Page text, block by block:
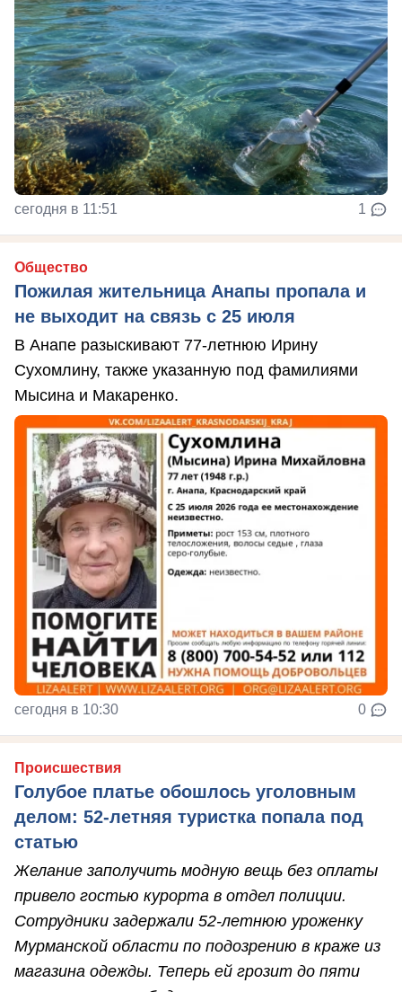
сегодня в 11:51 1
Общество
Пожилая жительница Анапы пропала и
не выходит на связь с 25 июля
В Анапе разыскивают 77-летнюю Ирину
Сухомлину, также указанную под фамилиями
Мысина и Макаренко.
сегодня в 10:30 0
Происшествия
Голубое платье обошлось уголовным
делом: 52-летняя туристка попала под
статью
Желание заполучить модную вещь без оплаты
привело гостью курорта в отдел полиции.
Сотрудники задержали 52-летнюю уроженку
Мурманской области по подозрению в краже из
магазина одежды. Теперь ей грозит до пяти